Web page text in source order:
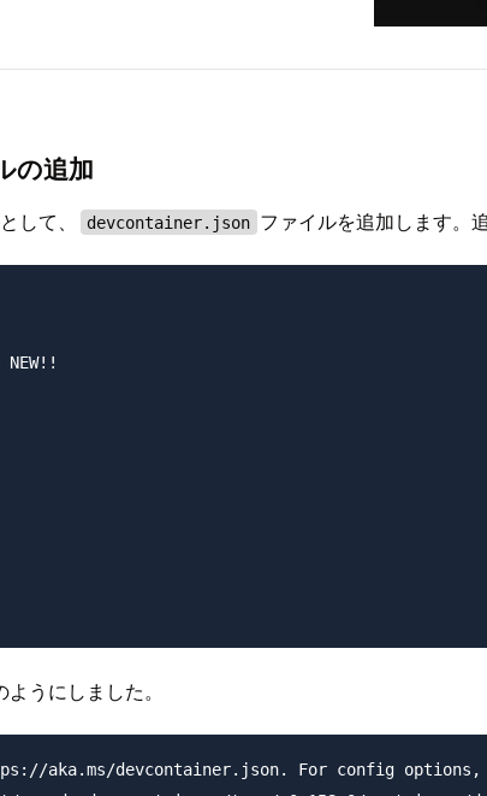
の追加
して、 devcontainer.json ファイルを追加します。
うにしました。
aka.ms/devcontainer.json. For config options,